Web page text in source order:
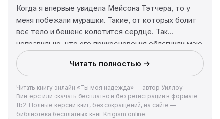
Когда я впервые увидела Мейсона Тэтчера, то у
меня побежали мурашки. Такие, от которых болит
все тело и бешено колотится сердце. Так
неправильно, что его прикосновения облегчили мою
боль. Поцелуй заставил забыть о всех тревогах. Его
любовь дала мне возможность снова свободно
дышать. С ним я почувствовала себя цельной
личностью, как будто судьба дала мне второй
шанс. Но мой мир рухнул снова — я узнала правду.
Грехи и тайны, вот что действительно свело нас
Читать полностью →
Читать книгу онлайн «Ты моя надежда» — автор Уиллоу
Винтерс или скачать бесплатно и без регистрации в формате
fb2. Полные версии книг, без сокращений, на сайте —
библиотека бесплатных книг Knigism.online.